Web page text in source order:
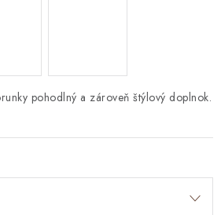
pohodlný a zároveň štýlový doplnok.